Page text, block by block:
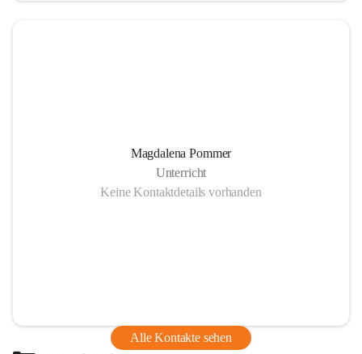
Magdalena Pommer
Unterricht
Keine Kontaktdetails vorhanden
Alle Kontakte sehen